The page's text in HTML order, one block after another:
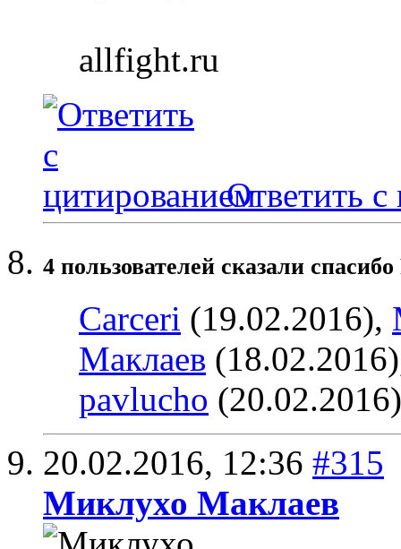
allfight.ru
Ответить с
4 пользователей сказали
Carceri (19.02.2016),
Маклаев
pavlucho (20.02.2016)
20.02.2016, 12:36 #315
Миклухо Маклаев